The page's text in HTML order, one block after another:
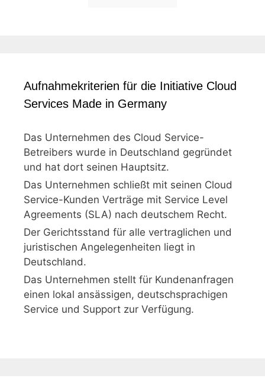
Aufnahmekriterien für die Initiative Cloud
Services Made in Germany
Das Unternehmen des Cloud Service-
Betreibers wurde in Deutschland gegründet
und hat dort seinen Hauptsitz.
Das Unternehmen schließt mit seinen Cloud
Service-Kunden Verträge mit Service Level
Agreements (SLA) nach deutschem Recht.
Der Gerichtsstand für alle vertraglichen und
juristischen Angelegenheiten liegt in
Deutschland.
Das Unternehmen stellt für Kundenanfragen
einen lokal ansässigen, deutschsprachigen
Service und Support zur Verfügung.